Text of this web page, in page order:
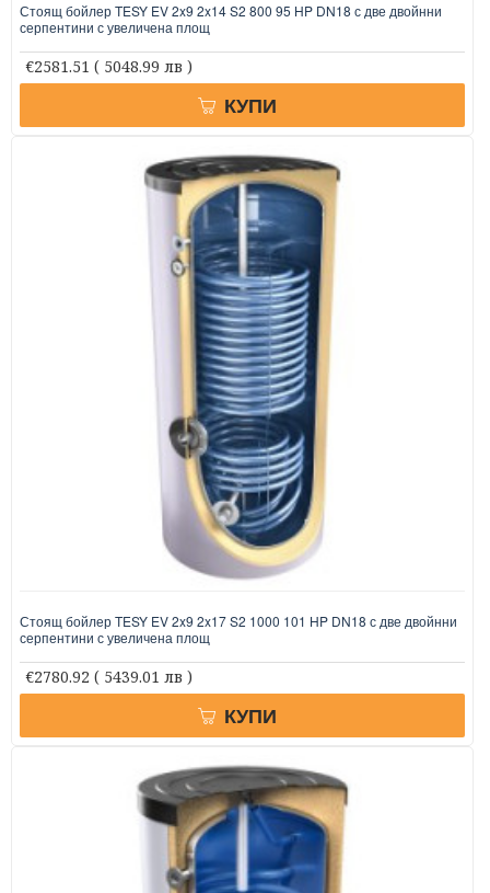
Стоящ бойлер TESY EV 2x9 2x14 S2 800 95 HP DN18 с две двойнни
серпентини с увеличена площ
€2581.51 ( 5048.99 лв )
КУПИ
Стоящ бойлер TESY EV 2x9 2x17 S2 1000 101 HP DN18 с две двойнни
серпентини с увеличена площ
€2780.92 ( 5439.01 лв )
КУПИ